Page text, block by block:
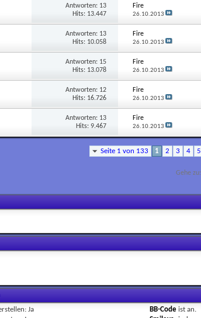
Antworten: 13
Hits: 13.447
Fire
26.10.2013
Antworten: 13
Hits: 10.058
Fire
26.10.2013
Antworten: 15
Hits: 13.078
Fire
26.10.2013
Antworten: 12
Hits: 16.726
Fire
26.10.2013
Antworten: 13
Hits: 9.467
Fire
26.10.2013
Seite 1 von 133 1 2 3 4 5
Gehe zu:
Ja
BB-Code istan.